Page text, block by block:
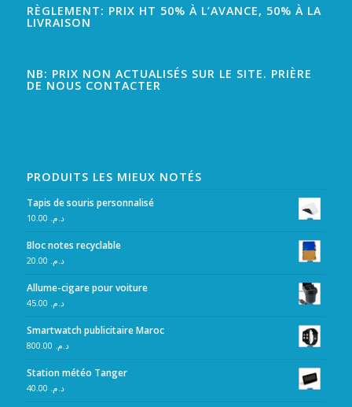
RÈGLEMENT: PRIX HT 50% À L’AVANCE, 50% À LA
LIVRAISON
NB: PRIX NON ACTUALISÉS SUR LE SITE. PRIÈRE
DE NOUS CONTACTER
PRODUITS LES MIEUX NOTÉS
Tapis de souris personnalisé
د.م.
Bloc notes recyclable
د.م.
Allume-cigare pour voiture
د.م.
Smartwatch publicitaire Maroc
د.م.
Station météo Tanger
د.م.